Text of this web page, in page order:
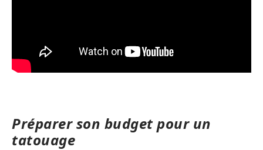
Préparer son budget pour un
tatouage